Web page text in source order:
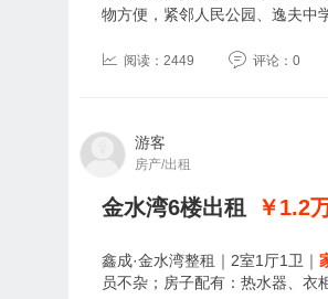
物方便，紧邻人民公园、逸夫中
阅读：2449 评论：0
游客
房产/出租
金水湾6楼出租 ￥1.2
鑫成·金水湾整租｜2室1厅1卫｜
员不杂；房子配有：热水器、衣